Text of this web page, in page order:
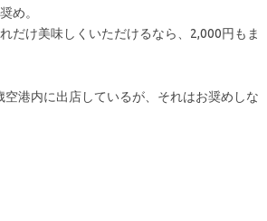
め。
だけ美味しくいただけるなら、2,000円もま
港内に出店しているが、それはお奨めしな